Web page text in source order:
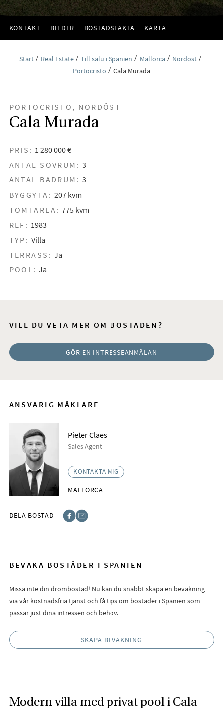
KONTAKT BILDER BOSTADSFAKTA KARTA
Start Real Estate Till salu i Spanien Mallorca
Nordöst
Portocristo
Cala Murada
PORTOCRISTO, NORDÖST
Cala Murada
PRIS: 1 280 000 €
ANTAL SOVRUM: 3
ANTAL BADRUM: 3
BYGGYTA: 207 kvm
TOMTAREA: 775 kvm
REF: 1983
TYP: Villa
TERRASS: Ja
POOL: Ja
VILL DU VETA MER OM BOSTADEN?
GÖR EN INTRESSEANMÄLAN
ANSVARIG MÄKLARE
Pieter Claes
Sales Agent
KONTAKTA MIG
MALLORCA
DELA BOSTAD
BEVAKA BOSTÄDER I SPANIEN
Missa inte din drömbostad! Nu kan du snabbt skapa en bevakning
via vår kostnadsfria tjänst och få tips om bostäder i Spanien som
passar just dina intressen och behov.
SKAPA BEVAKNING
Modern villa med privat pool i Cala